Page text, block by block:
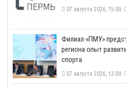
07 августа 2026, 15:00
​Филиал «ПМУ»
региона опыт
спорта
07 августа 2026, 13:00